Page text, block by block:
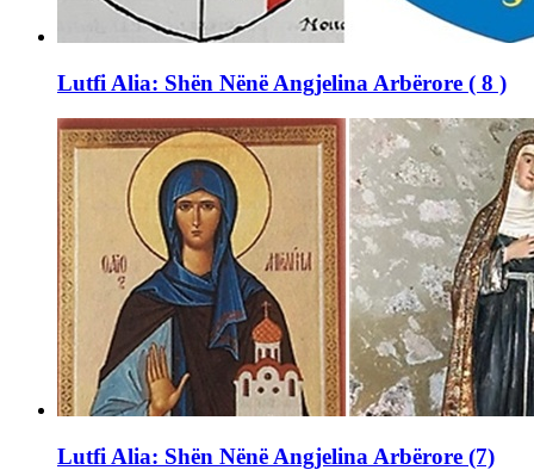
Lutfi Alia: Shën Nënë Angjelina Arbërore ( 8 )
Lutfi Alia: Shën Nënë Angjelina Arbërore (7)